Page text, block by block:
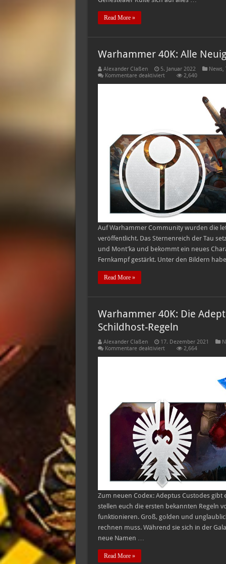
Read More »
Warhammer 40K: Alle
Alexander Claßen 5. Januar 2022 News,
Kommentare deaktiviertfür
2,640
Auf Warhammer Community wurden die
veröffentlicht. Das Sternenreich der Tau
und Mont’ka und bekommt ein neues
Fernkampf gestärkt. Unter den Bildern
Read More »
Warhammer 40K: Die
Schildhost-Regeln
Alexander Claßen 17. Dezember 2021
Kommentare deaktiviertfür
Schildhost-
Regeln
2,664
Zum neuen Codex: Adeptus Custodes
stellen euch die ersten bekannten Regeln
funktionieren. Groß, golden und
rechnen muss. Während sie sich in der
neue Namen …
Read More »